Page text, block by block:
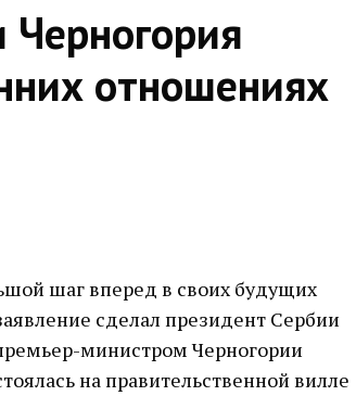
Черногория
отношениях
шаг вперед в своих будущих
сделал президент Сербии
министром Черногории
на правительственной вилле